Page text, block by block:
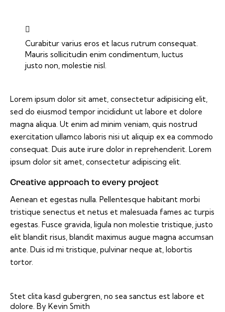
Curabitur varius eros et lacus rutrum consequat.
Mauris sollicitudin enim condimentum, luctus
justo non, molestie nisl.
Lorem ipsum dolor sit amet, consectetur adipisicing elit,
sed do eiusmod tempor incididunt ut labore et dolore
magna aliqua. Ut enim ad minim veniam, quis nostrud
exercitation ullamco laboris nisi ut aliquip ex ea commodo
consequat. Duis aute irure dolor in reprehenderit. Lorem
ipsum dolor sit amet, consectetur adipiscing elit.
Creative approach to every project
Aenean et egestas nulla. Pellentesque habitant morbi
tristique senectus et netus et malesuada fames ac turpis
egestas. Fusce gravida, ligula non molestie tristique, justo
elit blandit risus, blandit maximus augue magna accumsan
ante. Duis id mi tristique, pulvinar neque at, lobortis
tortor.
Stet clita kasd gubergren, no sea sanctus est labore et
dolore. By Kevin Smith